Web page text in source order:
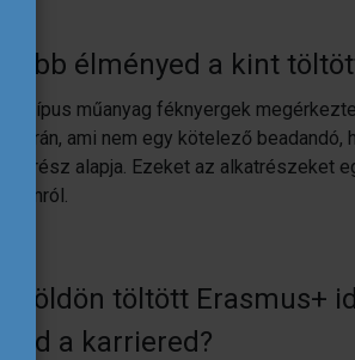
élményed a kint
műanyag féknyergek
során, ami nem egy kötelező beadandó,
alapja. Ezeket az alkatrészeket
töltött Erasmus+
a karriered?